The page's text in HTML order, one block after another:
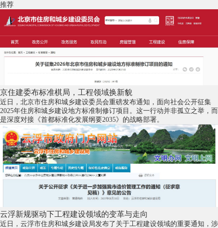
推荐
京住建委布标准棋局，工程领域换新貌
近日，北京市住房和城乡建设委员会重磅发布通知，面向社会公开征集
2025年住房和城乡建设地方标准制修订项目。这一行动并非孤立之举，而
是深度对接《首都标准化发展纲要2035》的战略部署。
云浮新规驱动下工程建设领域的变革与走向
近日，云浮市住房和城乡建设局发布了关于工程建设领域的重要通知，涉